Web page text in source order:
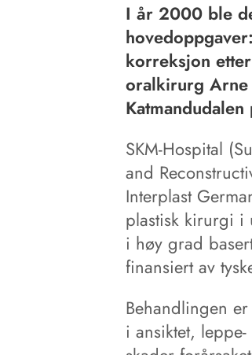
I år 2000 ble
korreksjon
oralkirurg
SKM-Hospital
and
Interplast
plastisk kirurgi i
i høy grad
finansiert av
Behandlingen
i ansiktet,